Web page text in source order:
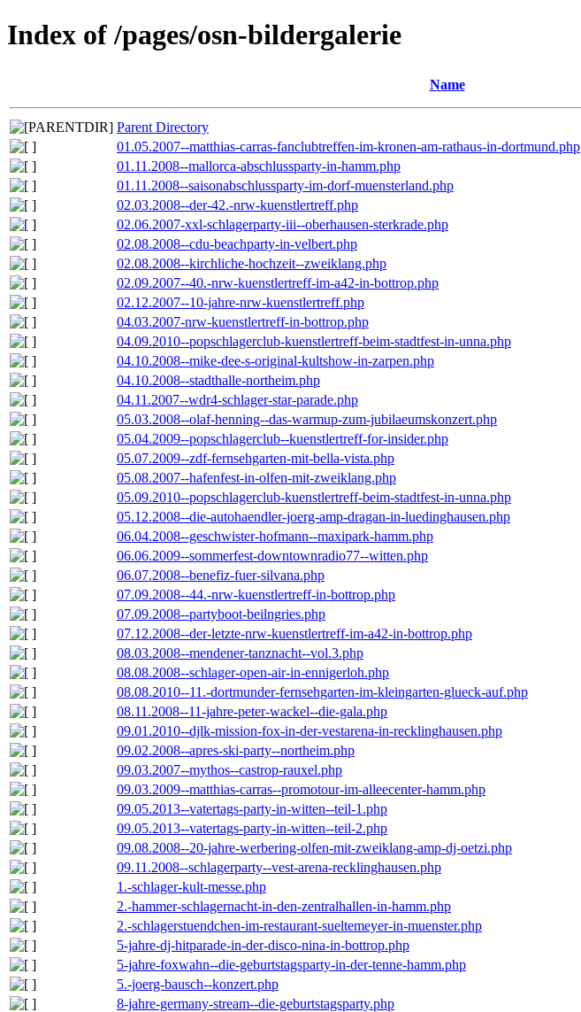
Index of /pages/osn-bildergalerie
Name
Parent Directory
01.05.2007--matthias-carras-fanclubtreffen-im-kronen-am-rathaus-in-dortmund.php
01.11.2008--mallorca-abschlussparty-in-hamm.php
01.11.2008--saisonabschlussparty-im-dorf-muensterland.php
02.03.2008--der-42.-nrw-kuenstlertreff.php
02.06.2007-xxl-schlagerparty-iii--oberhausen-sterkrade.php
02.08.2008--cdu-beachparty-in-velbert.php
02.08.2008--kirchliche-hochzeit--zweiklang.php
02.09.2007--40.-nrw-kuenstlertreff-im-a42-in-bottrop.php
02.12.2007--10-jahre-nrw-kuenstlertreff.php
04.03.2007-nrw-kuenstlertreff-in-bottrop.php
04.09.2010--popschlagerclub-kuenstlertreff-beim-stadtfest-in-unna.php
04.10.2008--mike-dee-s-original-kultshow-in-zarpen.php
04.10.2008--stadthalle-northeim.php
04.11.2007--wdr4-schlager-star-parade.php
05.03.2008--olaf-henning--das-warmup-zum-jubilaeumskonzert.php
05.04.2009--popschlagerclub--kuenstlertreff-for-insider.php
05.07.2009--zdf-fernsehgarten-mit-bella-vista.php
05.08.2007--hafenfest-in-olfen-mit-zweiklang.php
05.09.2010--popschlagerclub-kuenstlertreff-beim-stadtfest-in-unna.php
05.12.2008--die-autohaendler-joerg-amp-dragan-in-luedinghausen.php
06.04.2008--geschwister-hofmann--maxipark-hamm.php
06.06.2009--sommerfest-downtownradio77--witten.php
06.07.2008--benefiz-fuer-silvana.php
07.09.2008--44.-nrw-kuenstlertreff-in-bottrop.php
07.09.2008--partyboot-beilngries.php
07.12.2008--der-letzte-nrw-kuenstlertreff-im-a42-in-bottrop.php
08.03.2008--mendener-tanznacht--vol.3.php
08.08.2008--schlager-open-air-in-ennigerloh.php
08.08.2010--11.-dortmunder-fernsehgarten-im-kleingarten-glueck-auf.php
08.11.2008--11-jahre-peter-wackel--die-gala.php
09.01.2010--djlk-mission-fox-in-der-vestarena-in-recklinghausen.php
09.02.2008--apres-ski-party--northeim.php
09.03.2007--mythos--castrop-rauxel.php
09.03.2009--matthias-carras--promotour-im-alleecenter-hamm.php
09.05.2013--vatertags-party-in-witten--teil-1.php
09.05.2013--vatertags-party-in-witten--teil-2.php
09.08.2008--20-jahre-werbering-olfen-mit-zweiklang-amp-dj-oetzi.php
09.11.2008--schlagerparty--vest-arena-recklinghausen.php
1.-schlager-kult-messe.php
2.-hammer-schlagernacht-in-den-zentralhallen-in-hamm.php
2.-schlagerstuendchen-im-restaurant-sueltemeyer-in-muenster.php
5-jahre-dj-hitparade-in-der-disco-nina-in-bottrop.php
5-jahre-foxwahn--die-geburtstagsparty-in-der-tenne-hamm.php
5.-joerg-bausch--konzert.php
8-jahre-germany-stream--die-geburtstagsparty.php